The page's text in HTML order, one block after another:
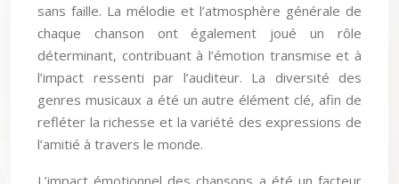
sans faille. La mélodie et l’atmosphère générale de
chaque chanson ont également joué un rôle
déterminant, contribuant à l’émotion transmise et à
l’impact ressenti par l’auditeur. La diversité des
genres musicaux a été un autre élément clé, afin de
refléter la richesse et la variété des expressions de
l’amitié à travers le monde.
L’impact émotionnel des chansons a été un facteur